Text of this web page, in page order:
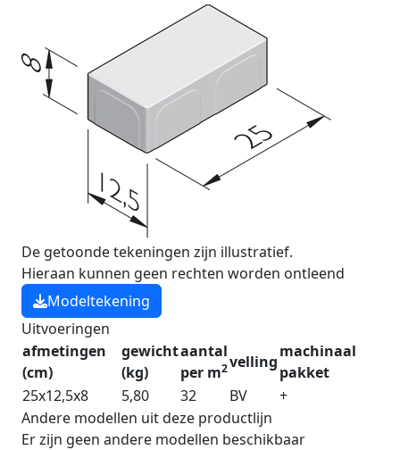
De getoonde tekeningen zijn illustratief.
Hieraan kunnen geen rechten worden ontleend
Modeltekening
Uitvoeringen
afmetingen
(cm)
gewicht
(kg)
aantal
per m2velling
machinaal
pakket
25x12,5x8
5,80 32 BV
+
Andere modellen uit deze productlijn
Er zijn geen andere modellen beschikbaar